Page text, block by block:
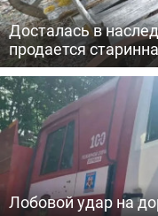
Досталась в
продается
Лобовой удар на